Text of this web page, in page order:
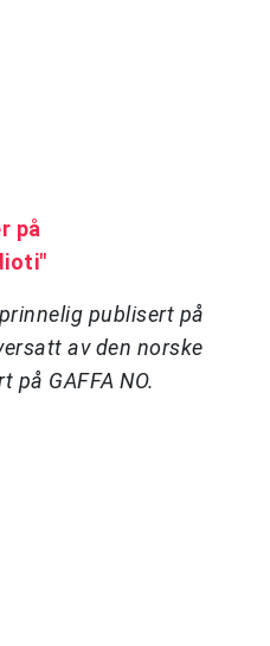
på
publisert på
av den norske
på GAFFA NO.